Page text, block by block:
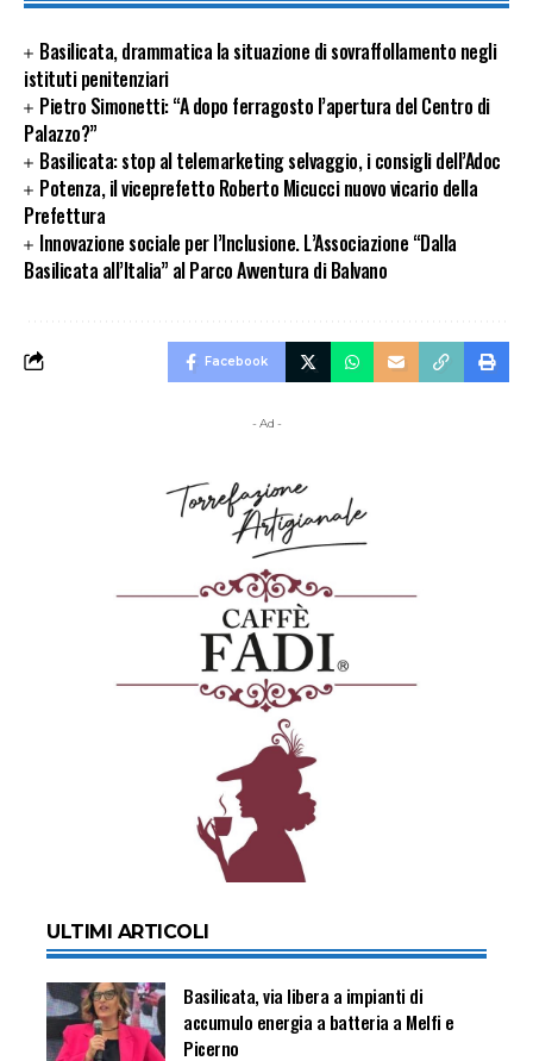
Basilicata, drammatica la situazione di sovraffollamento negli
istituti penitenziari
Pietro Simonetti: “A dopo ferragosto l’apertura del Centro di
Palazzo?”
Basilicata: stop al telemarketing selvaggio, i consigli dell’Adoc
Potenza, il viceprefetto Roberto Micucci nuovo vicario della
Prefettura
Innovazione sociale per l’Inclusione. L’Associazione “Dalla
Basilicata all’Italia” al Parco Avventura di Balvano
Facebook
- Ad -
ULTIMI ARTICOLI
Basilicata, via libera a impianti di
accumulo energia a batteria a Melfi e
Picerno